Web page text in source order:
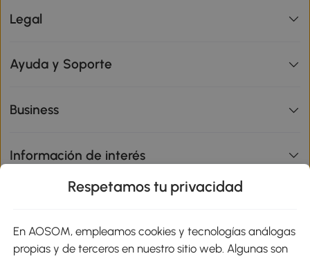
Legal
Ayuda y Soporte
Business
Información de interés
Métodos de Pago
Respetamos tu privacidad
En AOSOM, empleamos cookies y tecnologías análogas
propias y de terceros en nuestro sitio web. Algunas son